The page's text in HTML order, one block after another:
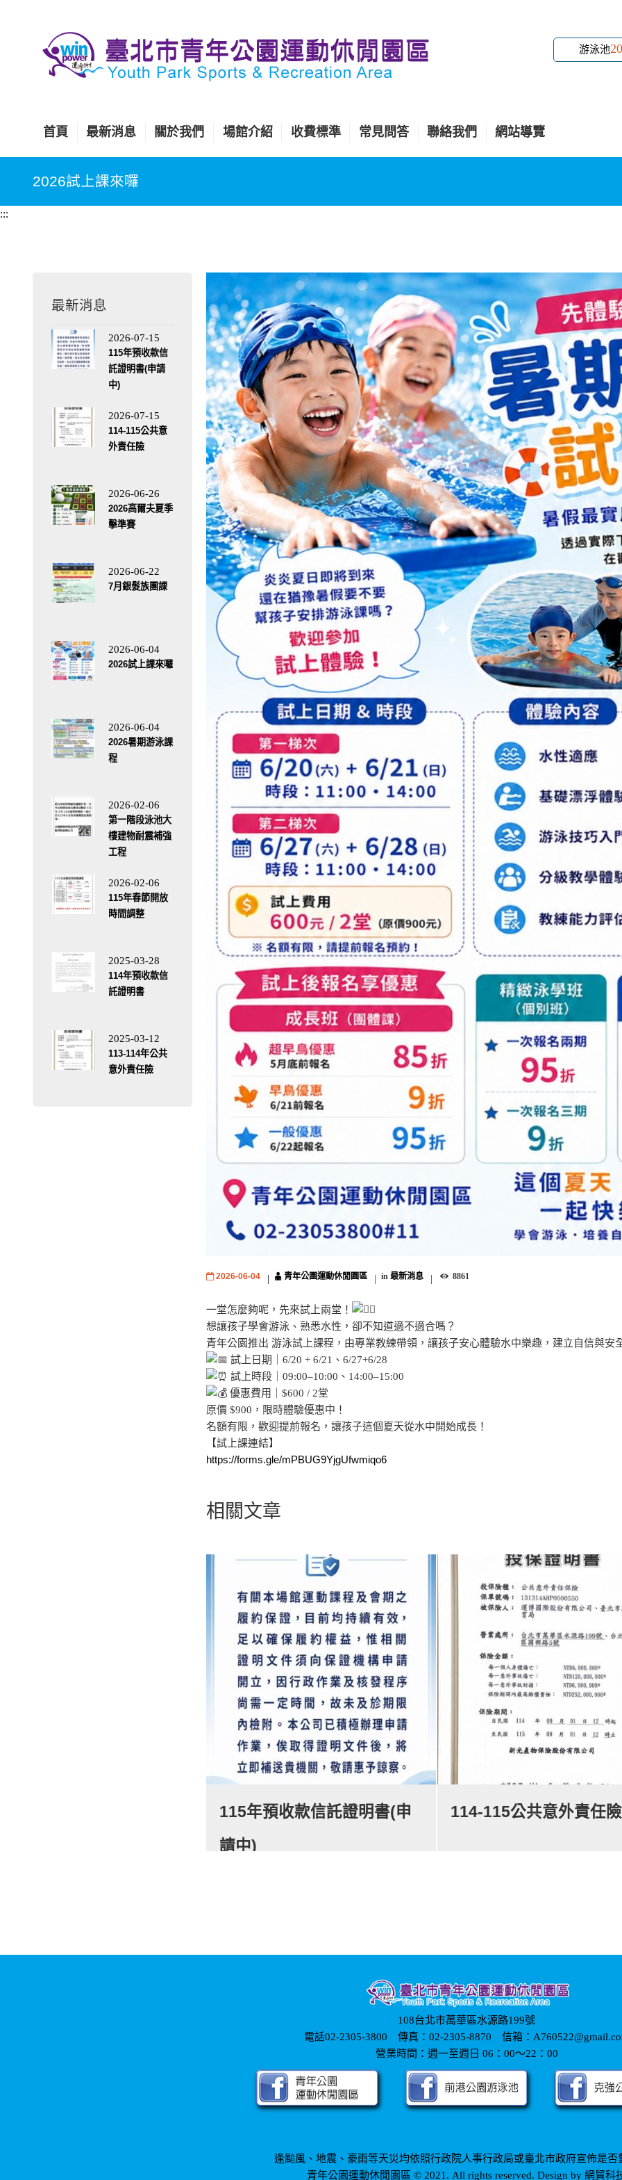
游泳池
首頁 最新消息 關於我們 場館介紹 收費標準 常見問答 聯絡我們 網站導覽
2026試上課來囉
:::
最新消息
2026-07-15
115年預收款信
託證明書(申請
中)
2026-07-15
114-115公共意
外責任險
2026-06-26
2026高爾夫夏季
擊準賽
2026-06-22
7月銀髮族團課
2026-06-04
2026試上課來囉
2026-06-04
2026暑期游泳課
程
2026-02-06
第一階段泳池大
樓建物耐震補強
工程
2026-02-06
115年春節開放
時間調整
2025-03-28
114年預收款信
託證明書
2025-03-12
113-114年公共
意外責任險
2026-06-04 青年公園運動休閒園區 in最新消息 8861
一堂怎麼夠呢，先來試上兩堂！
想讓孩子學會游泳、熟悉水性，卻不知道適不適合嗎？
青年公園推出 游泳試上課程，由專業教練帶領，讓孩子安心體驗水中樂趣，建立自信與安
試上日期｜6/20 + 6/21、6/27+6/28
試上時段｜09:00–10:00、14:00–15:00
優惠費用｜$600 / 2堂
原價 $900，限時體驗優惠中！
名額有限，歡迎提前報名，讓孩子這個夏天從水中開始成長！
【試上課連結】
https://forms.gle/mPBUG9YjgUfwmiqo6
相關文章
115年預收款信託證明書(申
請中)
114-115公共意外責任險
108台北市萬華區水源路199號
電話02-2305-3800 傳真：02-2305-8870 信箱：
營業時間：週一至週日 06：00～22：00
逢颱風、地震、豪雨等天災均依照行政院人事行政局或臺北市政府宣佈是否
青年公園運動休閒園區 © 2021. All rights reserved. Design by 網貿科